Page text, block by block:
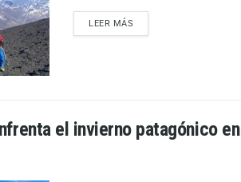
LEER MÁS
el invierno patagónico